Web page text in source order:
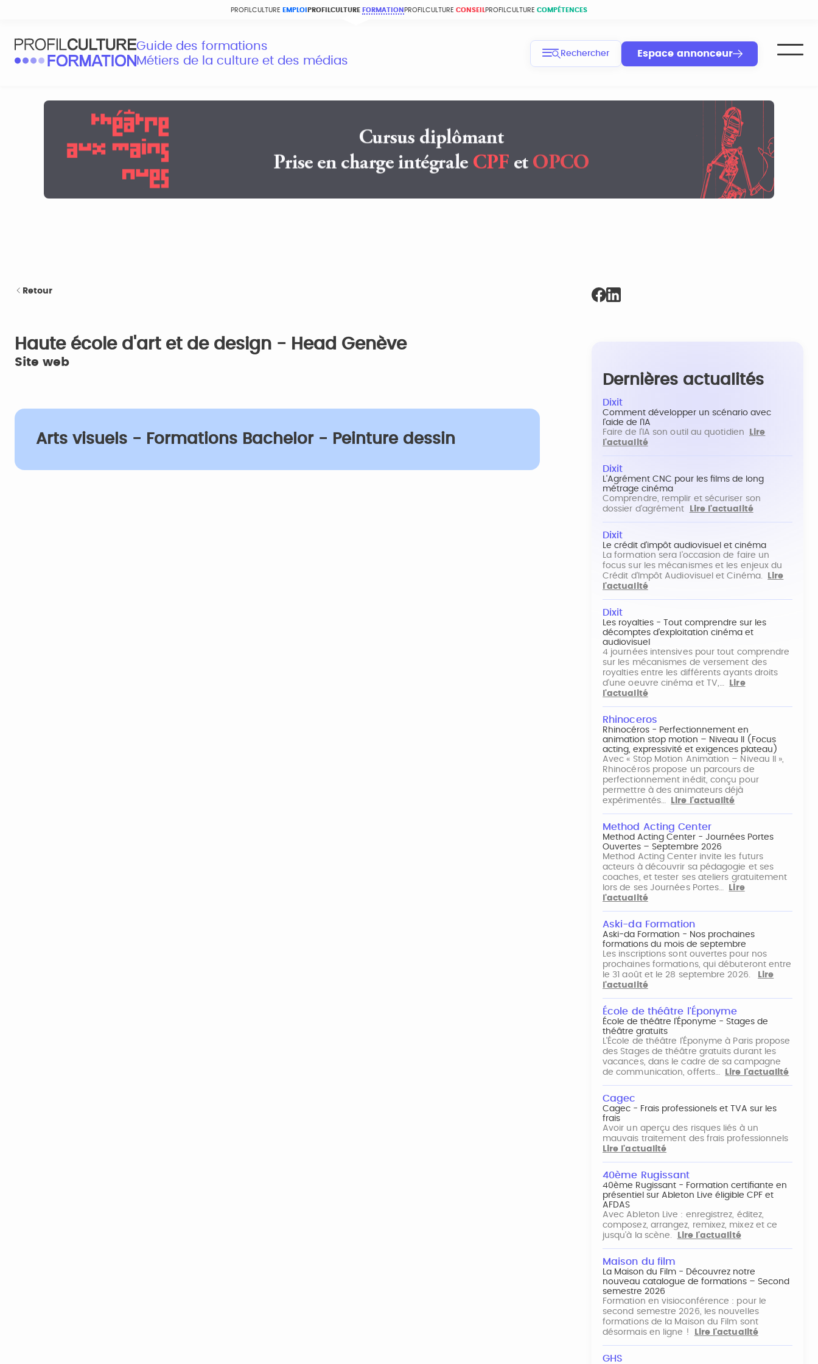
PROFILCULTURE EMPLOI PROFILCULTURE FORMATION PROFILCULTURE CONSEIL PROFILCULTURE COMPÉTENCES
Guide des formations
Métiers de la culture et des médias
Rechercher Espace annonceur
Retour
Haute école d'art et de design - Head Genève
Site web
Arts visuels - Formations Bachelor - Peinture dessin
Dernières actualités
Dixit
Comment développer un scénario avec
l'aide de l'IA
Faire de l'IA son outil au quotidien
Lire
l'actualité
Dixit
L'Agrément CNC pour les films de long
métrage cinéma
Comprendre, remplir et sécuriser son
dossier d'agrément
Lire l'actualité
Dixit
Le crédit d'impôt audiovisuel et cinéma
La formation sera l'occasion de faire un
focus sur les mécanismes et les enjeux du
Crédit d'Impôt Audiovisuel et Cinéma.
Lire
l'actualité
Dixit
Les royalties - Tout comprendre sur les
décomptes d'exploitation cinéma et
audiovisuel
4 journées intensives pour tout comprendre
sur les mécanismes de versement des
royalties entre les différents ayants droits
d'une oeuvre cinéma et TV,…
Lire
l'actualité
Rhinoceros
Rhinocéros - Perfectionnement en
animation stop motion – Niveau II (Focus
acting, expressivité et exigences plateau)
Avec « Stop Motion Animation – Niveau II »,
Rhinocéros propose un parcours de
perfectionnement inédit, conçu pour
permettre à des animateurs déjà
expérimentés…
Lire l'actualité
Method Acting Center
Method Acting Center - Journées Portes
Ouvertes – Septembre 2026
Method Acting Center invite les futurs
acteurs à découvrir sa pédagogie et ses
coaches, et tester ses ateliers gratuitement
lors de ses Journées Portes…
Lire
l'actualité
Aski-da Formation
Aski-da Formation - Nos prochaines
formations du mois de septembre
Les inscriptions sont ouvertes pour nos
prochaines formations, qui débuteront entre
le 31 août et le 28 septembre 2026.
Lire
l'actualité
École de théâtre l'Éponyme
École de théâtre l'Éponyme - Stages de
théâtre gratuits
L'École de théâtre l'Éponyme à Paris propose
des Stages de théâtre gratuits durant les
vacances, dans le cadre de sa campagne
de communication, offerts…
Lire l'actualité
Cagec
Cagec - Frais professionels et TVA sur les
frais
Avoir un aperçu des risques liés à un
mauvais traitement des frais professionnels
Lire l'actualité
40ème Rugissant
40ème Rugissant - Formation certifiante en
présentiel sur Ableton Live éligible CPF et
AFDAS
Avec Ableton Live : enregistrez, éditez,
composez, arrangez, remixez, mixez et ce
jusqu'à la scène.
Lire l'actualité
Maison du film
La Maison du Film - Découvrez notre
nouveau catalogue de formations – Second
semestre 2026
Formation en visioconférence : pour le
second semestre 2026, les nouvelles
formations de la Maison du Film sont
désormais en ligne !
Lire l'actualité
GHS